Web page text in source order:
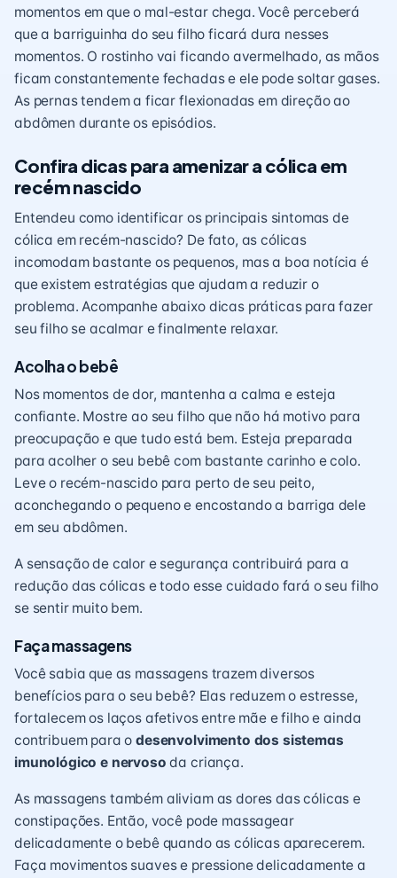
momentos em que o mal-estar chega. Você perceberá
que a barriguinha do seu filho ficará dura nesses
momentos. O rostinho vai ficando avermelhado, as mãos
ficam constantemente fechadas e ele pode soltar gases.
As pernas tendem a ficar flexionadas em direção ao
abdômen durante os episódios.
Confira dicas para amenizar a cólica em
recém nascido
Entendeu como identificar os principais sintomas de
cólica em recém-nascido? De fato, as cólicas
incomodam bastante os pequenos, mas a boa notícia é
que existem estratégias que ajudam a reduzir o
problema. Acompanhe abaixo dicas práticas para fazer
seu filho se acalmar e finalmente relaxar.
Acolha o bebê
Nos momentos de dor, mantenha a calma e esteja
confiante. Mostre ao seu filho que não há motivo para
preocupação e que tudo está bem. Esteja preparada
para acolher o seu bebê com bastante carinho e colo.
Leve o recém-nascido para perto de seu peito,
aconchegando o pequeno e encostando a barriga dele
em seu abdômen.
A sensação de calor e segurança contribuirá para a
redução das cólicas e todo esse cuidado fará o seu filho
se sentir muito bem.
Faça massagens
Você sabia que as massagens trazem diversos
benefícios para o seu bebê? Elas reduzem o estresse,
fortalecem os laços afetivos entre mãe e filho e ainda
contribuem para odesenvolvimento dos sistemas
imunológico e nervoso da criança.
As massagens também aliviam as dores das cólicas e
constipações. Então, você pode massagear
delicadamente o bebê quando as cólicas aparecerem.
Faça movimentos suaves e pressione delicadamente a